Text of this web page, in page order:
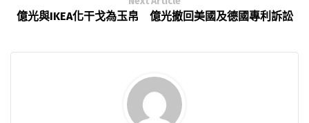
億光與IKEA化干戈為玉帛 億光撤回美國及德國專利訴訟